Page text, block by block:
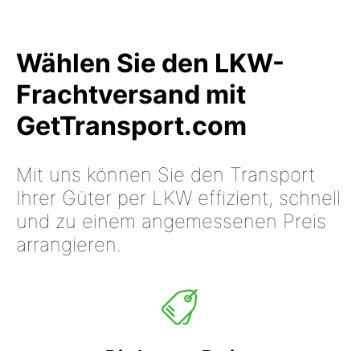
Wählen Sie den LKW-
Frachtversand mit
GetTransport.com
Mit uns können Sie den Transport
Ihrer Güter per LKW effizient, schnell
und zu einem angemessenen Preis
arrangieren.